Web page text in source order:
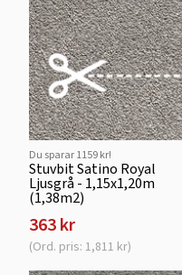
Du sparar 1159 kr!
Stuvbit Satino Royal
Ljusgrå - 1,15x1,20m
(1,38m2)
363 kr
(Ord. pris: 1,811 kr)